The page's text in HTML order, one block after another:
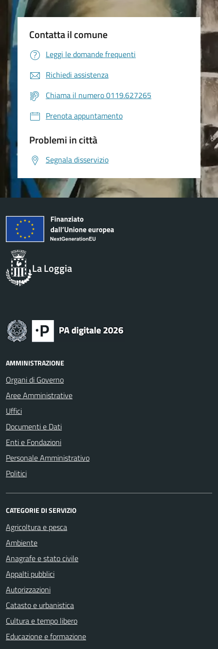
Contatta il comune
Leggi le domande frequenti
Richiedi assistenza
Chiama il numero 0119.627265
Prenota appuntamento
Problemi in città
Segnala disservizio
La Loggia
AMMINISTRAZIONE
Organi di Governo
Aree Amministrative
Uffici
Documenti e Dati
Enti e Fondazioni
Personale Amministrativo
Politici
CATEGORIE DI SERVIZIO
Agricoltura e pesca
Ambiente
Anagrafe e stato civile
Appalti pubblici
Autorizzazioni
Catasto e urbanistica
Cultura e tempo libero
Educazione e formazione